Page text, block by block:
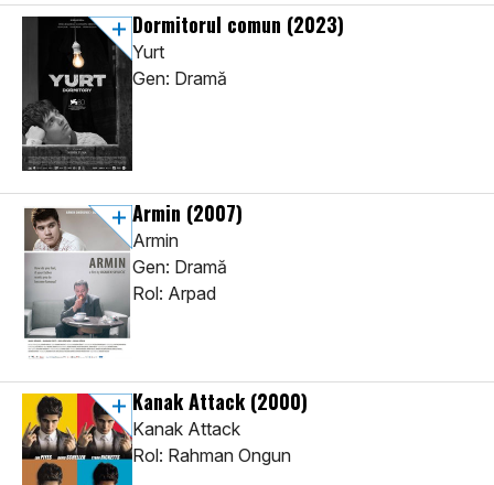
Dormitorul comun (2023)
Yurt
Gen: Dramă
Armin (2007)
Armin
Gen: Dramă
Rol: Arpad
Kanak Attack (2000)
Kanak Attack
Rol: Rahman Ongun